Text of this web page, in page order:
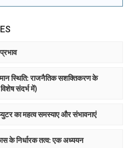
स्थिति: राजनैतिक सशक्तिकरण के
संदर्भ में)
का महत्व समस्याए और संभावनाएं
के निर्धारक तत्व: एक अध्ययन